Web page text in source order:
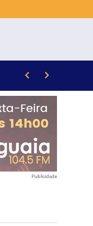
Publicidade